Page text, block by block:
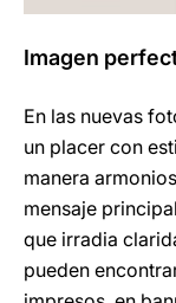
Imagen
En las nuevas
un placer con
manera
mensaje
que irradia
pueden